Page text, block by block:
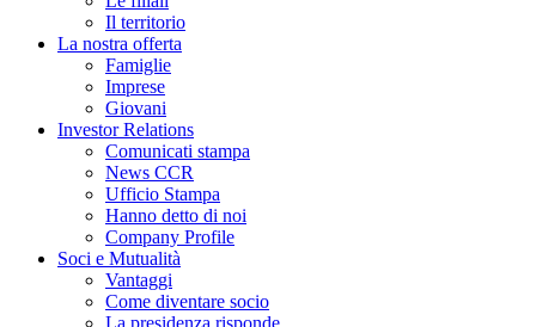
Il territorio
La nostra offerta
Famiglie
Imprese
Giovani
Investor Relations
Comunicati stampa
News CCR
Ufficio Stampa
Hanno detto di noi
Company Profile
Soci e Mutualità
Vantaggi
Come diventare socio
La presidenza risponde